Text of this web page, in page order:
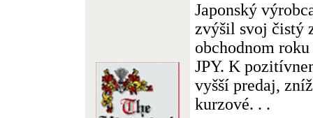
Japonský
zvýšil svoj čistý
obchodnom
JPY. K
vyšší predaj,
kurzové. . .